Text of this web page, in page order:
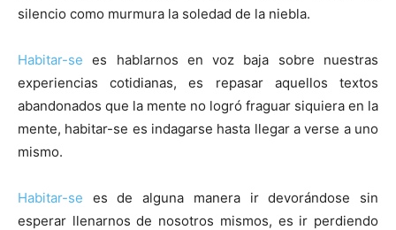
silencio como murmura la soledad de la niebla.
Habitar-se es hablarnos en voz baja sobre nuestras
experiencias cotidianas, es repasar aquellos textos
abandonados que la mente no logró fraguar siquiera en la
mente, habitar-se es indagarse hasta llegar a verse a uno
mismo.
Habitar-se es de alguna manera ir devorándose sin
esperar llenarnos de nosotros mismos, es ir perdiendo